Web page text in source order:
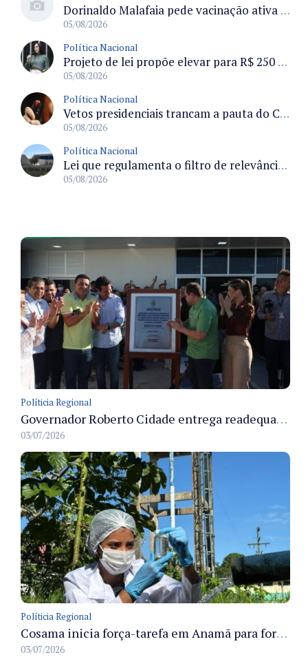
Dorinaldo Malafaia pede vacinação ativa ao Ministério da Saúde para reverter queda na cobertura vacinal no Brasil
05/08/2026
Política Nacional
Projeto de lei propõe elevar para R$ 250 mil limite de isenção do IPI para pessoas com deficiência e autismo
05/08/2026
Política Nacional
Vetos presidenciais trancam a pauta do Congresso com 87 itens pendentes e incluem trechos do Orçamento de 2026
05/08/2026
Política Nacional
Lei que regulamenta o filtro de relevância no STJ define requisitos para recurso especial e efeitos processuais
05/08/2026
Políticia Regional
Governador Roberto Cidade entrega readequação do ambulatório da FCecon e amplia capacidade de atendimento oncológico em Manaus
03/07/2026
Políticia Regional
Cosama inicia força-tarefa em Anamã para fortalecer abastecimento de água e segurança hídrica da população
03/07/2026